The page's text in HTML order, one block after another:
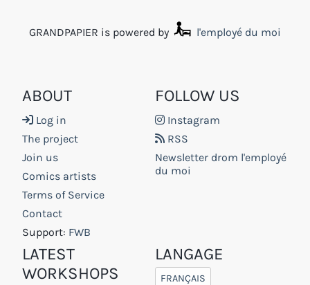
GRANDPAPIER is powered by l'employé du moi
ABOUT
Log in
The project
Join us
Comics artists
Terms of Service
Contact
Support: FWB
FOLLOW US
Instagram
RSS
Newsletter drom l'employé
du moi
LATEST
WORKSHOPS
LANGAGE
FRANÇAIS